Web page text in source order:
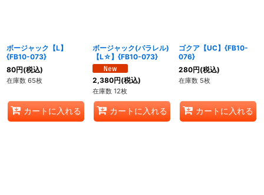
ボージャック【L】
{FB10-073}
80円(税込)
在庫数 65枚
カートに入れる
ボージャック(パラレル)
【L☆】{FB10-073}
2,380円(税込)
在庫数 12枚
カートに入れる
ゴクア【UC】{FB10-
076}
280円(税込)
在庫数 5枚
カートに入れる